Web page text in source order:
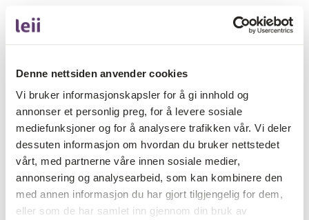
Denne nettsiden anvender cookies
Vi bruker informasjonskapsler for å gi innhold og
annonser et personlig preg, for å levere sosiale
mediefunksjoner og for å analysere trafikken vår. Vi deler
dessuten informasjon om hvordan du bruker nettstedet
vårt, med partnerne våre innen sosiale medier,
annonsering og analysearbeid, som kan kombinere den
med annen informasjon du har gjort tilgjengelig for dem,
eller som de har samlet inn gjennom din bruk av